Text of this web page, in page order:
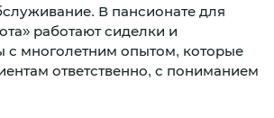
В пансионате для
работают сиделки и
с многолетним опытом, которые
ответственно, с пониманием